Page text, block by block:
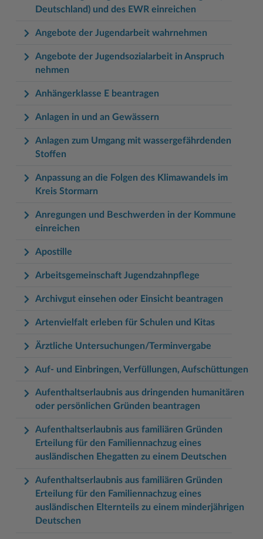
Deutschland) und des EWR einreichen
Angebote der Jugendarbeit wahrnehmen
Angebote der Jugendsozialarbeit in Anspruch
nehmen
Anhängerklasse E beantragen
Anlagen in und an Gewässern
Anlagen zum Umgang mit wassergefährdenden
Stoffen
Anpassung an die Folgen des Klimawandels im
Kreis Stormarn
Anregungen und Beschwerden in der Kommune
einreichen
Apostille
Arbeitsgemeinschaft Jugendzahnpflege
Archivgut einsehen oder Einsicht beantragen
Artenvielfalt erleben für Schulen und Kitas
Ärztliche Untersuchungen/Terminvergabe
Auf- und Einbringen, Verfüllungen, Aufschüttungen
Aufenthaltserlaubnis aus dringenden humanitären
oder persönlichen Gründen beantragen
Aufenthaltserlaubnis aus familiären Gründen
Erteilung für den Familiennachzug eines
ausländischen Ehegatten zu einem Deutschen
Aufenthaltserlaubnis aus familiären Gründen
Erteilung für den Familiennachzug eines
ausländischen Elternteils zu einem minderjährigen
Deutschen